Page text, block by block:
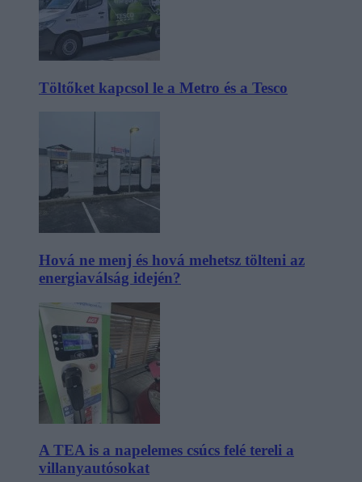
Töltőket kapcsol le a Metro és a Tesco
Hová ne menj és hová mehetsz tölteni az
energiaválság idején?
A TEA is a napelemes csúcs felé tereli a
villanyautósokat